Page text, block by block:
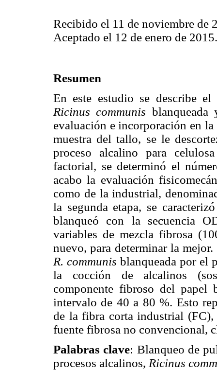
Recibido el 11 de noviembre de
Aceptado el 12 de enero de 2015.
Resumen
En este estudio se describe el
Ricinus communis
evaluación e incorporación en
muestra del tallo, se le
proceso alcalino para
factorial, se determinó el
acabo la evaluación
como de la industrial,
la segunda etapa, se
blanqueó con la secuencia
variables de mezcla fibrosa
nuevo, para determinar la
R. communis blanqueada por el
la cocción de alcalinos
componente fibroso del papel
intervalo de 40 a 80 %. Esto
de la fibra corta industrial
fuente fibrosa no convencional,
Palabras clave: Blanqueo de
procesos alcalinos, Ricinus